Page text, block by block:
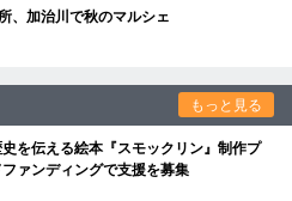
、加治川で秋のマルシェ
もっと見る
を伝える絵本『スモックリン』制作プ
ァンディングで支援を募集